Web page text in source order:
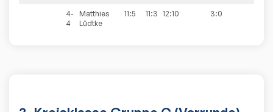
4-
4
Matthies
Lüdtke
11:5 11:3 12:10 3:0